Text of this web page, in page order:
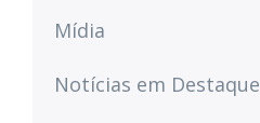
Mídia
Notícias em Destaque